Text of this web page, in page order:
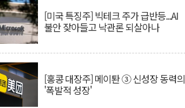
[미국 특징주] 빅테크 주가 급반등...AI
불안 잦아들고 낙관론 되살아나
[홍콩 대장주] 메이퇀 ③ 신성장 동력의
'폭발적 성장'